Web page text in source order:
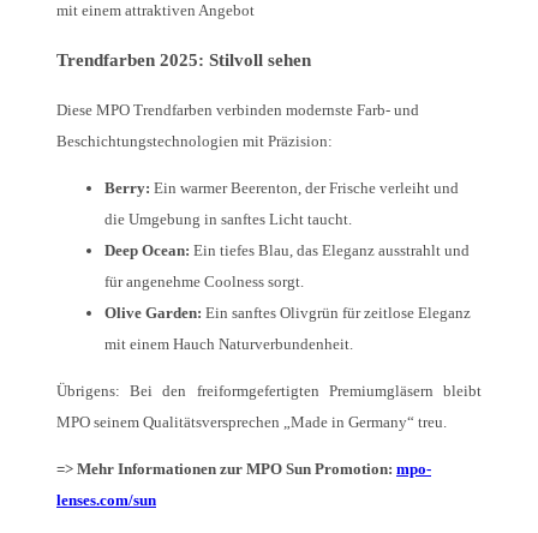
mit einem attraktiven Angebot
Trendfarben 2025: Stilvoll sehen
Diese MPO Trendfarben verbinden modernste Farb- und
Beschichtungstechnologien mit Präzision:
Berry: Ein warmer Beerenton, der Frische verleiht und
die Umgebung in sanftes Licht taucht.
Deep Ocean: Ein tiefes Blau, das Eleganz ausstrahlt und
für angenehme Coolness sorgt.
Olive Garden: Ein sanftes Olivgrün für zeitlose Eleganz
mit einem Hauch Naturverbundenheit.
Übrigens: Bei den freiformgefertigten Premiumgläsern bleibt
MPO seinem Qualitätsversprechen „Made in Germany“ treu.
=> Mehr Informationen zur MPO Sun Promotion: mpo-
lenses.com/sun